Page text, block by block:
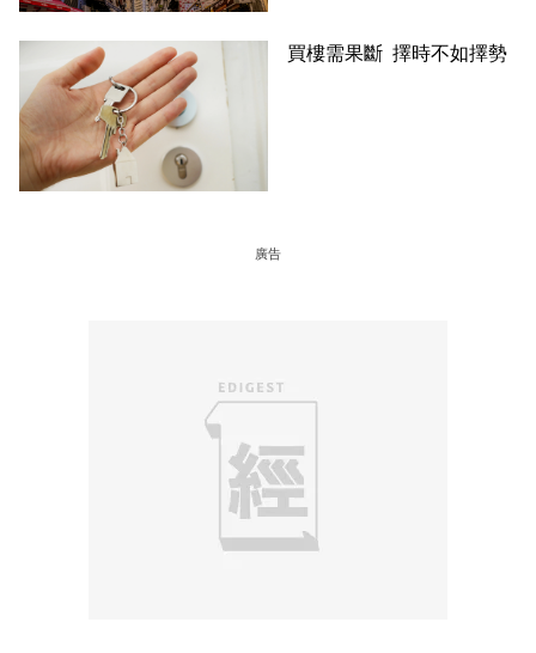
買樓需果斷 擇時不如擇勢
廣告